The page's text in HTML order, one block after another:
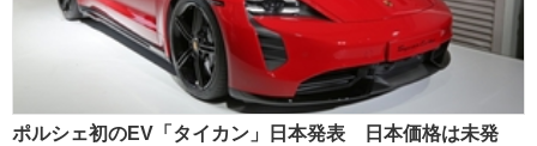
ポルシェ初のEV「タイカン」日本発表 日本価格は未発